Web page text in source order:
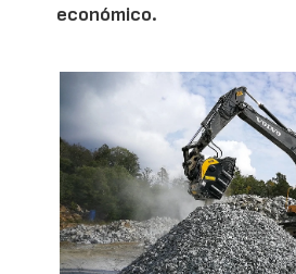
económico.